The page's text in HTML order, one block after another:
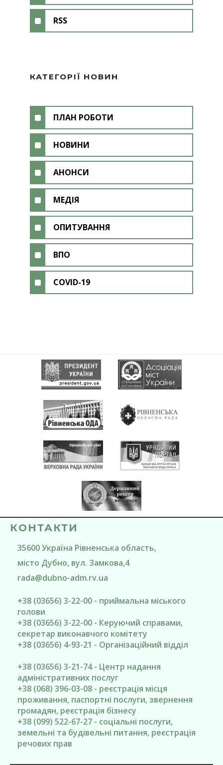
RSS
КАТЕГОРІЇ НОВИН
ПЛАН РОБОТИ
НОВИНИ
АНОНСИ
МЕДІЯ
ОПИТУВАННЯ
ВПО
COVID-19
КОНТАКТИ
35600Україна Рівненська область,
місто Дубно, вул. Замкова,4
rada@dubno-adm.rv.ua
+38 (03656) 3-22-00 - приймальна міського
голови
+38 (03656) 3-22-00 - Керуючий справами,
секретар виконавчого комітету
+38 (03656) 4-93-21 - Організаційний відділ
+38 (03656) 3-21-74 - Центр надання
адміністративних послуг
+38 (068) 396-03-08 - реєстрація місця
проживання, паспортні послуги, звернення
громадян, реєстрація бізнесу
+38 (099) 522-67-27 - соціальні послуги,
земельні та будівельні питання, реєстрація
речових прав